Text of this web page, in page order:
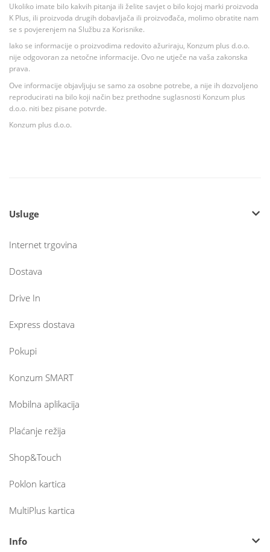
Ukoliko imate bilo kakvih pitanja ili želite savjet o bilo kojoj marki proizvoda
K Plus, ili proizvoda drugih dobavljača ili proizvođača, molimo obratite nam
se s povjerenjem na Službu za Korisnike.
Iako se informacije o proizvodima redovito ažuriraju, Konzum plus d.o.o.
nije odgovoran za netočne informacije. Ovo ne utječe na vaša zakonska
prava.
Ove informacije objavljuju se samo za osobne potrebe, a nije ih dozvoljeno
reproducirati na bilo koji način bez prethodne suglasnosti Konzum plus
d.o.o. niti bez pisane potvrde.
Konzum plus d.o.o.
Usluge
Internet trgovina
Dostava
Drive In
Express dostava
Pokupi
Konzum SMART
Mobilna aplikacija
Plaćanje režija
Shop&Touch
Poklon kartica
MultiPlus kartica
Info